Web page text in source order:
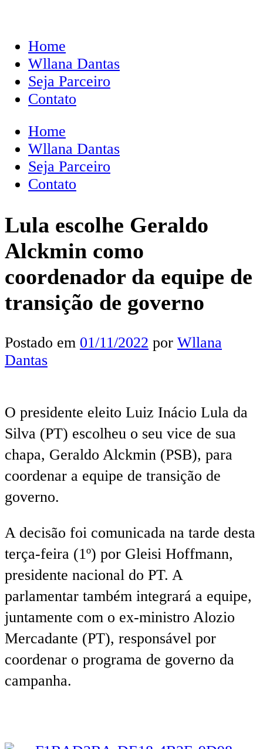
Home
Wllana Dantas
Seja Parceiro
Contato
Home
Wllana Dantas
Seja Parceiro
Contato
Lula escolhe Geraldo
Alckmin como
coordenador da equipe de
transição de governo
Postado em 01/11/2022 por Wllana
Dantas
O presidente eleito Luiz Inácio Lula da
Silva (PT) escolheu o seu vice de sua
chapa, Geraldo Alckmin (PSB), para
coordenar a equipe de transição de
governo.
A decisão foi comunicada na tarde desta
terça-feira (1º) por Gleisi Hoffmann,
presidente nacional do PT. A
parlamentar também integrará a equipe,
juntamente com o ex-ministro Alozio
Mercadante (PT), responsável por
coordenar o programa de governo da
campanha.